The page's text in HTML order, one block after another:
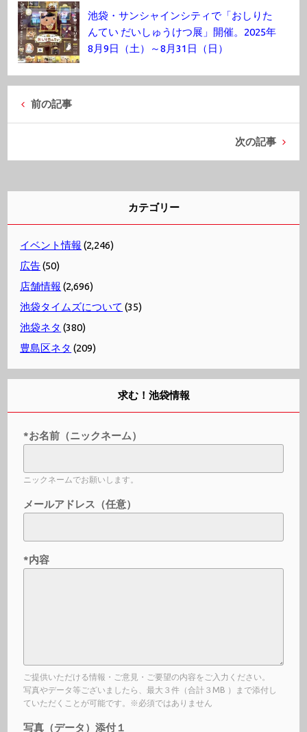
池袋・サンシャインシティで「おしりた
んてい だいしゅうけつ展」開催。2025年
8月9日（土）～8月31日（日）
前の記事
次の記事
カテゴリー
イベント情報 (2,246)
広告(50)
店舗情報 (2,696)
池袋タイムズについて (35)
池袋ネタ (380)
豊島区ネタ (209)
求む！池袋情報
*お名前（ニックネーム）
ニックネームでお願いします。
メールアドレス（任意）
*内容
ご提供いただける情報・ご意見・ご要望の内容をご入力ください。
写真やデータ等ございましたら、最大３件（合計３MB ）まで添付し
ていただくことが可能です。※必須ではありません
写真（データ）添付１